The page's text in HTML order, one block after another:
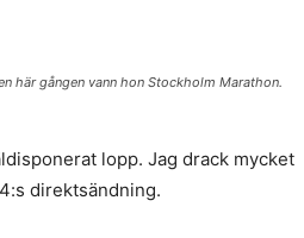
här gången vann hon Stockholm Marathon.
lopp. Jag drack mycket
direktsändning.